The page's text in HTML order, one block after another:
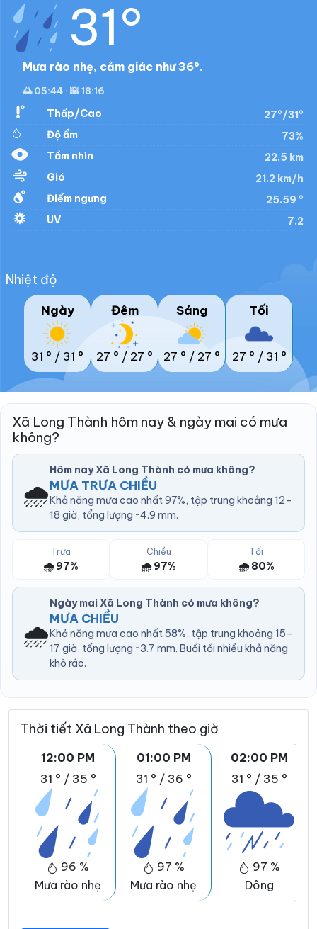
31°
Mưa rào nhẹ, cảm giác như 36°.
🌅 05:44 · 🌇 18:16
Thấp/Cao
27°/31°
Độ ẩm
73%
Tầm nhìn
22.5 km
Gió
21.2 km/h
Điểm ngưng
25.59 °
UV
7.2
Nhiệt độ
Ngày
31 ° / 31 °
Đêm
27 ° / 27 °
Sáng
27 ° / 27 °
Tối
27 ° / 31 °
Xã Long Thành hôm nay & ngày mai có mưa
không?
🌧️
Hôm nay Xã Long Thành có mưa không?
MƯA TRƯA CHIỀU
Khả năng mưa cao nhất 97%, tập trung khoảng 12–
18 giờ, tổng lượng ~4.9 mm.
Trưa
🌧️ 97%
Chiều
🌧️ 97%
Tối
🌧️ 80%
🌧️
Ngày mai Xã Long Thành có mưa không?
MƯA CHIỀU
Khả năng mưa cao nhất 58%, tập trung khoảng 15–
17 giờ, tổng lượng ~3.7 mm. Buổi tối nhiều khả năng
khô ráo.
Thời tiết Xã Long Thành theo giờ
12:00 PM
31 ° / 35 °
96 %
Mưa rào nhẹ
01:00 PM
31 ° / 36 °
97 %
Mưa rào nhẹ
02:00 PM
31 ° / 35 °
97 %
Dông